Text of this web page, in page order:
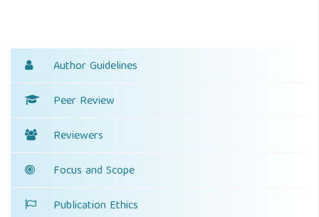
Author Guidelines
Peer Review
Reviewers
Focus and Scope
Publication Ethics